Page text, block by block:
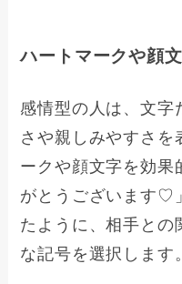
ハートマークや顔
感情型の人は、文字
さや親しみやすさを
ークや顔文字を効果
がとうございます♡
たように、相手との
な記号を選択します。